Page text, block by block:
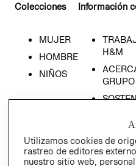
Colecciones
MUJER
HOMBRE
NIÑOS
Información
H&M
Utilizamos cookies de
rastreo de editores
nuestro sitio web,